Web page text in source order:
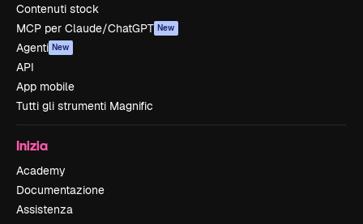
Contenuti stock
MCP per Claude/ChatGPT New
Agenti New
API
App mobile
Tutti gli strumenti Magnific
Inizia
Academy
Documentazione
Assistenza